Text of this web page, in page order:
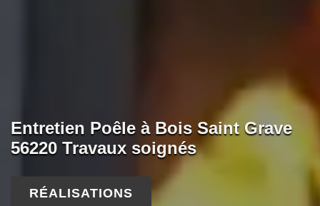
Entretien Poêle à Bois Saint Grave
56220 Travaux soignés
RÉALISATIONS